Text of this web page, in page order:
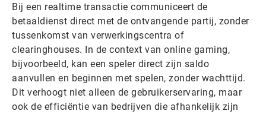
Bij een realtime transactie communiceert de
betaaldienst direct met de ontvangende partij, zonder
tussenkomst van verwerkingscentra of
clearinghouses. In de context van online gaming,
bijvoorbeeld, kan een speler direct zijn saldo
aanvullen en beginnen met spelen, zonder wachttijd.
Dit verhoogt niet alleen de gebruikerservaring, maar
ook de efficiëntie van bedrijven die afhankelijk zijn